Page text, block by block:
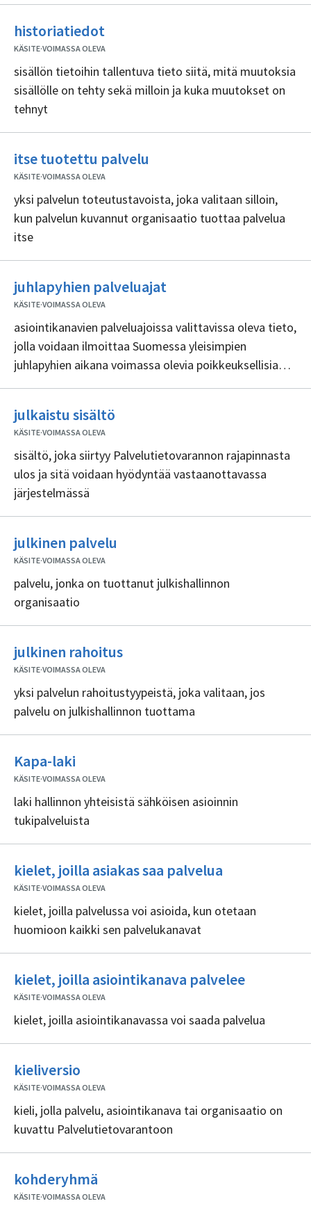
historiatiedot
sisällöntuottajia
KÄSITE·VOIMASSA OLEVA
sisällön tietoihin tallentuva tieto siitä, mitä muutoksia
sisällölle on tehty sekä milloin ja kuka muutokset on
tehnyt
itse tuotettu palvelu
KÄSITE·VOIMASSA OLEVA
yksi palvelun toteutustavoista, joka valitaan silloin,
kun palvelun kuvannut organisaatio tuottaa palvelua
itse
juhlapyhien palveluajat
sisällöntuottajia
KÄSITE·VOIMASSA OLEVA
asiointikanavien palveluajoissa valittavissa oleva tieto,
jolla voidaan ilmoittaa Suomessa yleisimpien
juhlapyhien aikana voimassa olevia poikkeuksellisia
julkaistu sisältö
KÄSITE·VOIMASSA OLEVA
sisältö, joka siirtyy Palvelutietovarannon rajapinnasta
ulos ja sitä voidaan hyödyntää vastaanottavassa
järjestelmässä
julkinen palvelu
KÄSITE·VOIMASSA OLEVA
palvelu, jonka on tuottanut julkishallinnon
organisaatio
julkinen rahoitusEi
sisällöntuottajia
KÄSITE·VOIMASSA OLEVA
yksi palvelun rahoitustyypeistä, joka valitaan, jos
palvelu on julkishallinnon tuottama
Kapa-laki
sisällöntuottajia
KÄSITE·VOIMASSA OLEVA
laki hallinnon yhteisistä sähköisen asioinnin
tukipalveluista
kielet, joilla asiakas saa palvelua
KÄSITE·VOIMASSA OLEVA
kielet, joilla palvelussa voi asioida, kun otetaan
huomioon kaikki sen palvelukanavat
kielet, joilla asiointikanava palveleeEi
KÄSITE·VOIMASSA OLEVA
kielet, joilla asiointikanavassa voi saada palvelua
kieliversio
sisällöntuottajia
KÄSITE·VOIMASSA OLEVA
kieli, jolla palvelu, asiointikanava tai organisaatio on
kuvattu Palvelutietovarantoon
kohderyhmä
sisällöntuottajia
KÄSITE·VOIMASSA OLEVA